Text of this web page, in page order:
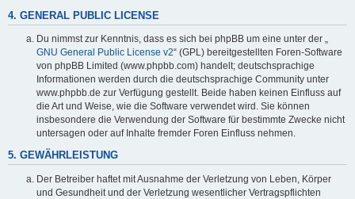
4. GENERAL PUBLIC LICENSE
Du nimmst zur Kenntnis, dass es sich bei phpBB um eine unter der „
GNU General Public License v2“ (GPL) bereitgestellten Foren-Software
von phpBB Limited (www.phpbb.com) handelt; deutschsprachige
Informationen werden durch die deutschsprachige Community unter
www.phpbb.de zur Verfügung gestellt. Beide haben keinen Einfluss auf
die Art und Weise, wie die Software verwendet wird. Sie können
insbesondere die Verwendung der Software für bestimmte Zwecke nicht
untersagen oder auf Inhalte fremder Foren Einfluss nehmen.
5. GEWÄHRLEISTUNG
Der Betreiber haftet mit Ausnahme der Verletzung von Leben, Körper
und Gesundheit und der Verletzung wesentlicher Vertragspflichten